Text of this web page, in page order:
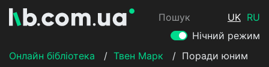
Пошук UK RU
Нічний режим
Онлайн бібліотека
/ Твен Марк / Поради юним